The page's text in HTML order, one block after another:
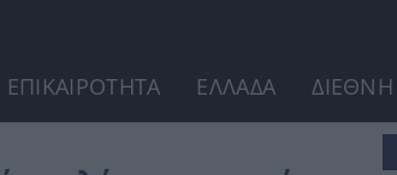
ΕΠΙΚΑΙΡΟΤΗΤΑ ΕΛΛΑΔΑ ΔΙΕΘΝΗ